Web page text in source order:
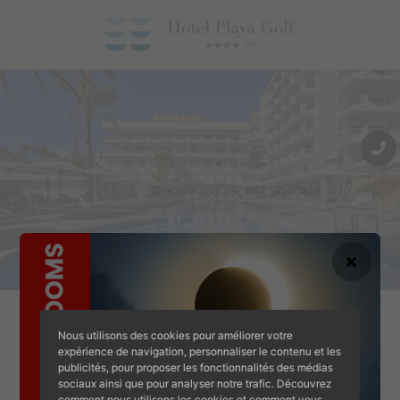
Unschlagbare Lage an der Playa de Palma, hochwertiges
gastronomisches Angebot in einer Vielzahl von Restaurants.
In der Nähe des Flughafens gelegen, können Sie von Ihrem
prix garanti Coffre-fort gratuit
Nous utilisons des cookies pour améliorer votre
expérience de navigation, personnaliser le contenu et les
publicités, pour proposer les fonctionnalités des médias
sociaux ainsi que pour analyser notre trafic. Découvrez